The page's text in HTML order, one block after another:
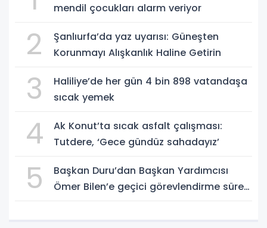
mendil çocukları alarm veriyor
2
Şanlıurfa’da yaz uyarısı: Güneşten
Korunmayı Alışkanlık Haline Getirin
3
Haliliye’de her gün 4 bin 898 vatandaşa
sıcak yemek
4
Ak Konut’ta sıcak asfalt çalışması:
Tutdere, ‘Gece gündüz sahadayız’
5
Başkan Duru’dan Başkan Yardımcısı
Ömer Bilen’e geçici görevlendirme süreci